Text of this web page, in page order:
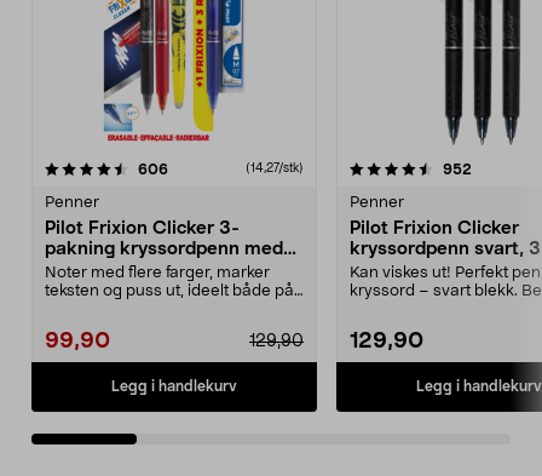
606anmeldelser(14,27/stk)
Penner
Pilot Frixion Clicker 3-
pakning kryssordpenn med
refill og markeringstusj
Noter med flere farger, marker
teksten og puss ut, ideelt både på
99,90 129,90
Legg i handlekurv
4.5 av 5 stjerner 952
Penner
Pilot Frixion Clicker
kryssordpenn svart,
pakning
Kan viskes ut! Perfekt
kryssord – svart blekk.
129,90
Legg i handlekurv
4.5 av 5 stjerner